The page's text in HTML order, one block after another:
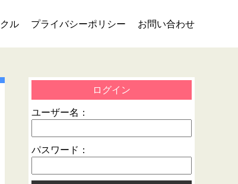
ル プライバシーポリシー お問い合わせ
ログイン
ユーザー名：
パスワード：